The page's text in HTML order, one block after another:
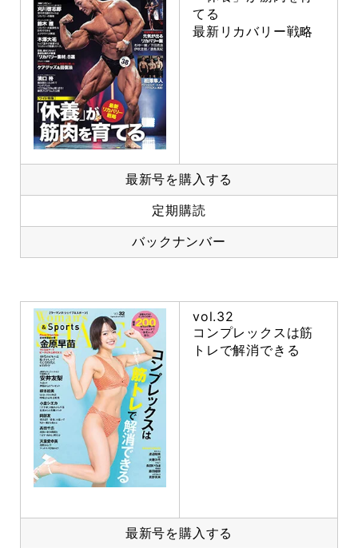
てる
最新リカバリー戦略
最新号を購入する
定期購読
バックナンバー
vol.32
コンプレックスは筋
トレで解消できる
最新号を購入する